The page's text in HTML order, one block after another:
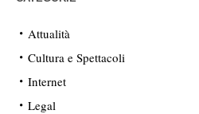
Attualità
Cultura e Spettacoli
Internet
Legal